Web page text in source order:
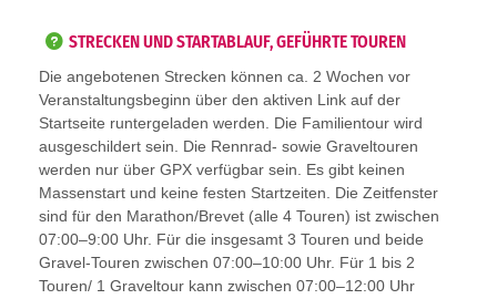
STRECKEN UND STARTABLAUF, GEFÜHRTE TOUREN
Die angebotenen Strecken können ca. 2 Wochen vor
Veranstaltungsbeginn über den aktiven Link auf der
Startseite runtergeladen werden. Die Familientour wird
ausgeschildert sein. Die Rennrad- sowie Graveltouren
werden nur über GPX verfügbar sein. Es gibt keinen
Massenstart und keine festen Startzeiten. Die Zeitfenster
sind für den Marathon/Brevet (alle 4 Touren) ist zwischen
07:00–9:00 Uhr. Für die insgesamt 3 Touren und beide
Gravel-Touren zwischen 07:00–10:00 Uhr. Für 1 bis 2
Touren/ 1 Graveltour kann zwischen 07:00–12:00 Uhr